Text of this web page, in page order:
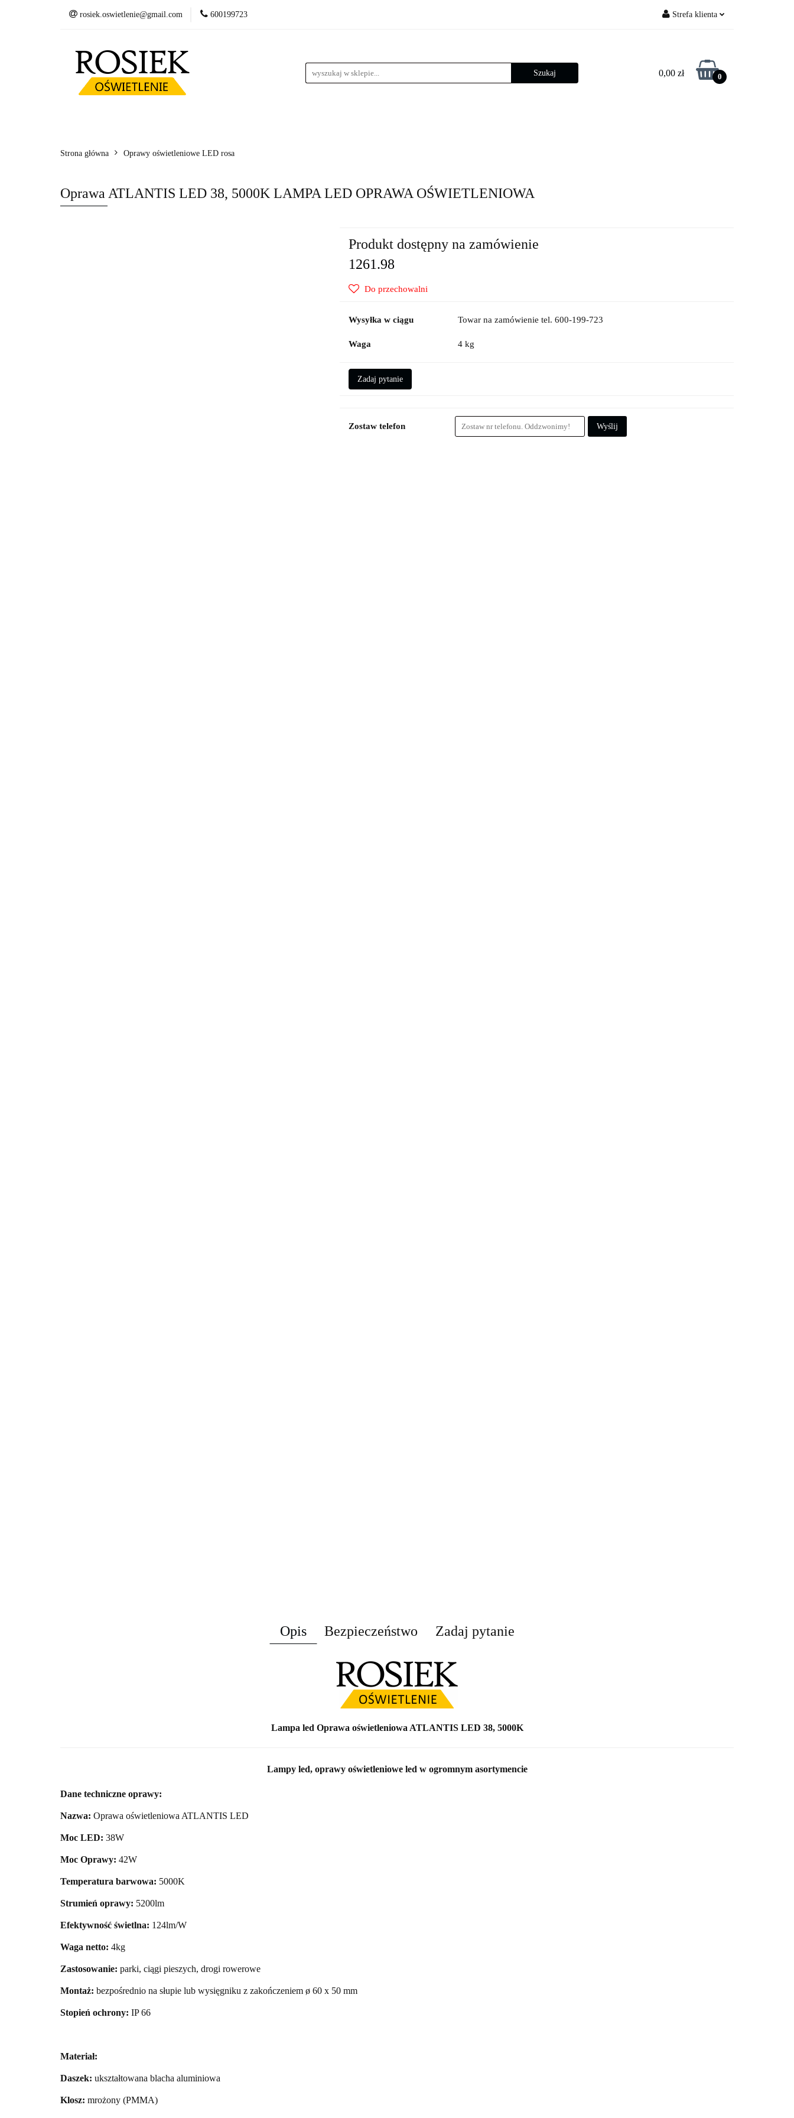
rosiek.oswietlenie@gmail.com 600199723 Strefa klienta
Zarejestruj się
Dodaj zgłoszenie
0,00 zł 0
Kosze zbrojeniowe
Słupy Oprawy LED
Złącza słupowe Kosze zbrojeniowe
Strona główna Oprawy oświetleniowe LED rosa
Oprawa ATLANTIS LED 38, 5000K LAMPA LED OPRAWA OŚWIETLENIOWA
Produkt dostępny na zamówienie
1261.98
Do przechowalni
Wysyłka w ciągu Towar na zamówienie tel. 600-199-723
Waga 4 kg
Zadaj pytanie
Zostaw telefon Wyślij
Opis Bezpieczeństwo Zadaj pytanie
Lampa led Oprawa oświetleniowa ATLANTIS LED 38, 5000K
Lampy led, oprawy oświetleniowe led w ogromnym asortymencie
Dane techniczne oprawy:
Nazwa: Oprawa oświetleniowa ATLANTIS LED
Moc LED: 38W
Moc Oprawy: 42W
Temperatura barwowa: 5000K
Strumień oprawy: 5200lm
Efektywność świetlna: 124lm/W
Waga netto: 4kg
Zastosowanie: parki, ciągi pieszych, drogi rowerowe
Montaż: bezpośrednio na słupie lub wysięgniku z zakończeniem ø 60 x 50 mm
Stopień ochrony: IP 66
Materiał:
Daszek: ukształtowana blacha aluminiowa
Klosz: mrożony (PMMA)